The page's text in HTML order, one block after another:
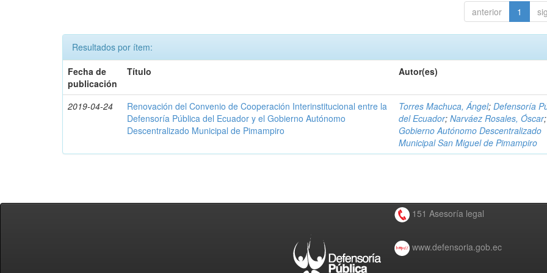
anterior 1
Resultados por ítem:
Fecha de
publicación
Título Autor(es)
2019-04-24
Renovación del Convenio de Cooperación Interinstitucional entre la
Defensoría Pública del Ecuador y el Gobierno Autónomo
Descentralizado Municipal de Pimampiro
Torres Machuca, Ángel;Defensoría
del Ecuador;Narváez Rosales, Óscar;
Gobierno Autónomo Descentralizado
Municipal San Miguel de Pimampiro
151 Asesoría legal
www.defensoria.gob.ec